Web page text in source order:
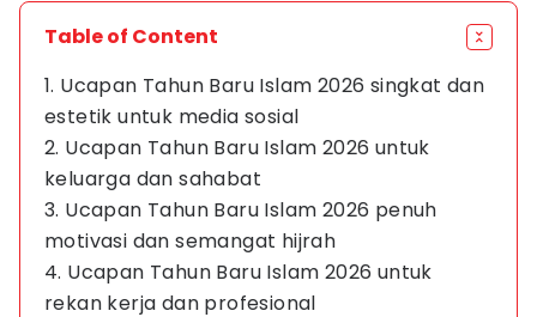
Table of Content
1. Ucapan Tahun Baru Islam 2026 singkat dan
estetik untuk media sosial
2. Ucapan Tahun Baru Islam 2026 untuk
keluarga dan sahabat
3. Ucapan Tahun Baru Islam 2026 penuh
motivasi dan semangat hijrah
4. Ucapan Tahun Baru Islam 2026 untuk
rekan kerja dan profesional